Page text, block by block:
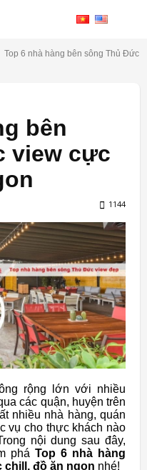
Top 6 nhà hàng bên sông Thủ Đức
bên
view cực
1144
rộng lớn với nhiều
các quận, huyện trên
nhiều nhà hàng, quán
vụ cho thực khách nào
nội dung sau đây,
phá Top 6 nhà hàng
chill, đồ ăn ngon nhé!